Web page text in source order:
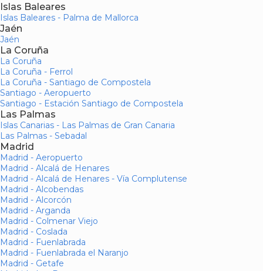
Islas Baleares
Islas Baleares - Palma de Mallorca
Jaén
Jaén
La Coruña
La Coruña
La Coruña - Ferrol
La Coruña - Santiago de Compostela
Santiago - Aeropuerto
Santiago - Estación Santiago de Compostela
Las Palmas
Islas Canarias - Las Palmas de Gran Canaria
Las Palmas - Sebadal
Madrid
Madrid - Aeropuerto
Madrid - Alcalá de Henares
Madrid - Alcalá de Henares - Vía Complutense
Madrid - Alcobendas
Madrid - Alcorcón
Madrid - Arganda
Madrid - Colmenar Viejo
Madrid - Coslada
Madrid - Fuenlabrada
Madrid - Fuenlabrada el Naranjo
Madrid - Getafe